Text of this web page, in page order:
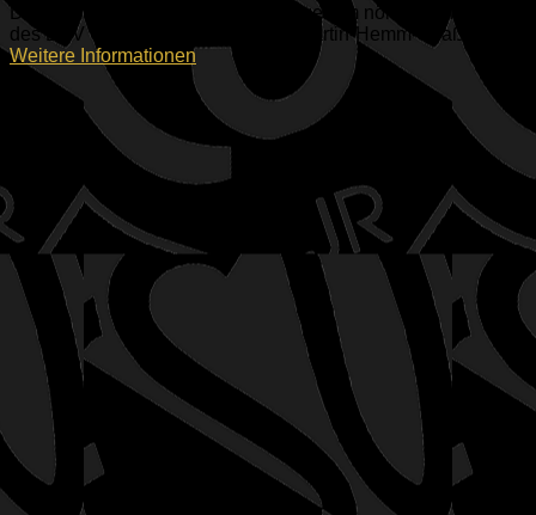
Die zwei Beachvolleyballplätze liegen im nördlichen Bereich
des ESV Geländes, direkt bei der Martin-Hemm-Straße.
Weitere Informationen